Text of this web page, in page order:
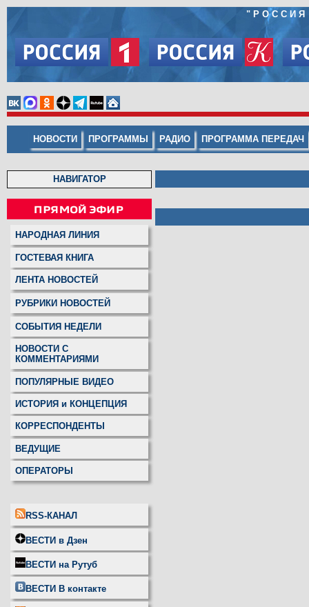
"
НОВОСТИ ПРОГРАММЫ РАДИО ПРОГРАММА ПЕРЕДАЧ
НАВИГАТОР
НАРОДНАЯ ЛИНИЯ
ГОСТЕВАЯ КНИГА
ЛЕНТА НОВОСТЕЙ
РУБРИКИ НОВОСТЕЙ
СОБЫТИЯ НЕДЕЛИ
НОВОСТИ С
КОММЕНТАРИЯМИ
ПОПУЛЯРНЫЕ ВИДЕО
ИСТОРИЯ и КОНЦЕПЦИЯ
КОРРЕСПОНДЕНТЫ
ВЕДУЩИЕ
ОПЕРАТОРЫ
RSS-КАНАЛ
ВЕСТИ в Дзен
ВЕСТИ на Рутуб
ВЕСТИ В контакте